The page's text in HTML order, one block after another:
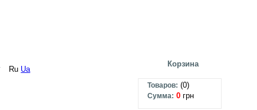
Ru Ua
Корзина
Товаров: (0)
Сумма: 0 грн